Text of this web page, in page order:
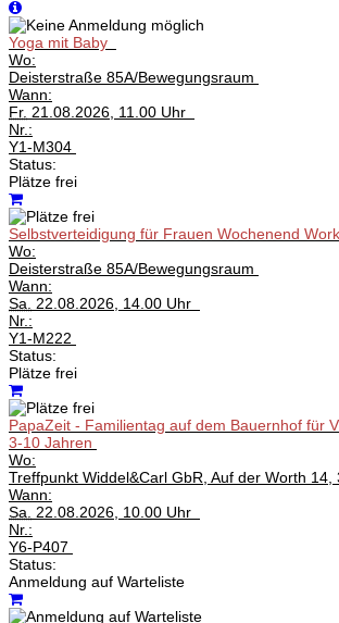
Yoga mit Baby
Wo:
Deisterstraße 85A/Bewegungsraum
Wann:
Fr. 21.08.2026, 11.00 Uhr
Nr.:
Y1-M304
Status:
Plätze frei
Selbstverteidigung für Frauen Wochenend
Wo:
Deisterstraße 85A/Bewegungsraum
Wann:
Sa.
22.08.2026, 14.00 Uhr
Nr.:
Y1-M222
Status:
Plätze frei
PapaZeit - Familientag auf dem Bauernhof für
3-10 Jahren
Wo:
Treffpunkt Widdel&Carl GbR, Auf der Worth 14,
Wann:
Sa.
22.08.2026, 10.00 Uhr
Nr.:
Y6-P407
Status:
Anmeldung auf Warteliste